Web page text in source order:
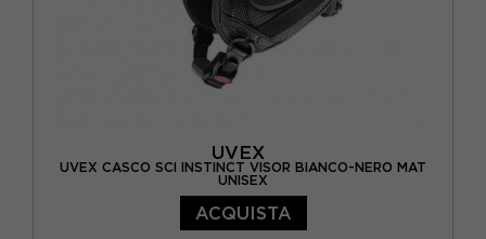
UVEX
UVEX CASCO SCI INSTINCT VISOR BIANCO-NERO MAT
UNISEX
ACQUISTA